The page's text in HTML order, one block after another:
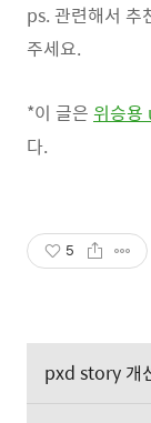
ps. 관련해서 추
주세요.
*이 글은 위승
다.
5
pxd story 개